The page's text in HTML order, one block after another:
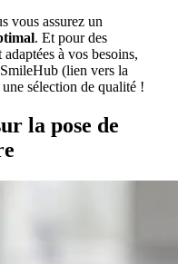
vous assurez un
. Et pour des
à vos besoins,
(lien vers la
sélection de qualité !
la pose de